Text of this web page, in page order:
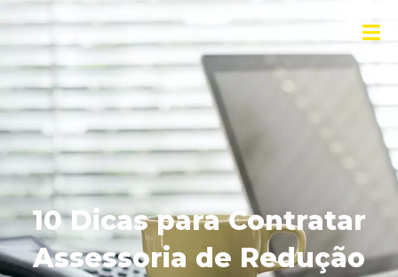
10 Dicas para Contratar
Assessoria de Redução